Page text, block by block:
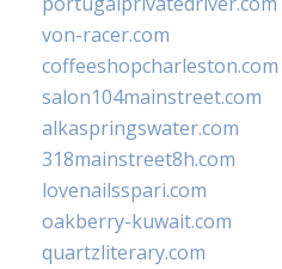
von-racer.com
coffeeshopcharleston.com
salon104mainstreet.com
alkaspringswater.com
318mainstreet8h.com
lovenailsspari.com
oakberry-kuwait.com
quartzliterary.com